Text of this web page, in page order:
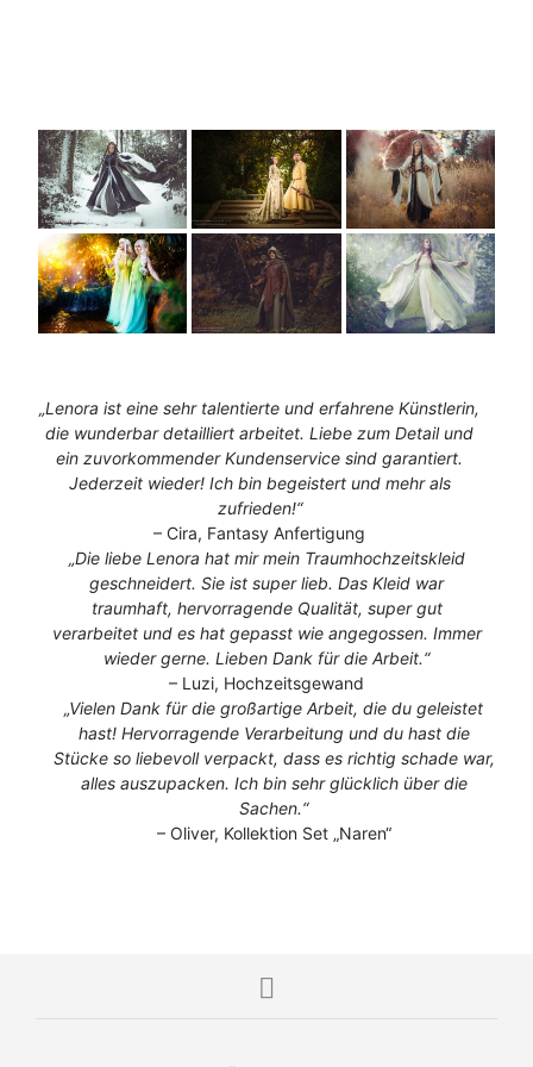
„Lenora ist eine sehr talentierte und erfahrene Künstlerin,
die wunderbar detailliert arbeitet. Liebe zum Detail und
ein zuvorkommender Kundenservice sind garantiert.
Jederzeit wieder! Ich bin begeistert und mehr als
zufrieden!“
– Cira, Fantasy Anfertigung
„Die liebe Lenora hat mir mein Traumhochzeitskleid
geschneidert. Sie ist super lieb. Das Kleid war
traumhaft, hervorragende Qualität, super gut
verarbeitet und es hat gepasst wie angegossen. Immer
wieder gerne. Lieben Dank für die Arbeit.“
– Luzi, Hochzeitsgewand
„Vielen Dank für die großartige Arbeit, die du geleistet
hast! Hervorragende Verarbeitung und du hast die
Stücke so liebevoll verpackt, dass es richtig schade war,
alles auszupacken. Ich bin sehr glücklich über die
Sachen.“
– Oliver, Kollektion Set „Naren“